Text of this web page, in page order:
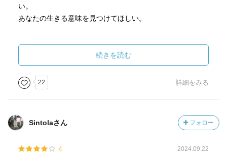
さまざまなことが起こる人生の中で、私たちは何を大切に
い。
あなたの生きる意味を見つけてほしい。
続きを読む
22 詳細をみる
Sintolaさん フォロー
4 2024.09.22